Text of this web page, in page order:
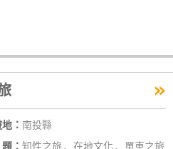
»
： 南投縣
： 知性之旅, 在地文化, 單車之旅